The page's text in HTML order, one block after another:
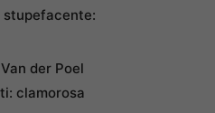
der Poel
clamorosa